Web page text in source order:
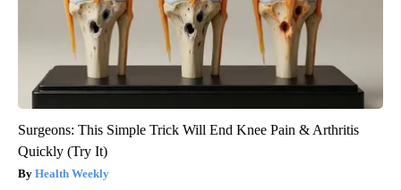
Surgeons: This Simple Trick Will End Knee Pain & Arthritis
Quickly (Try It)
Health Weekly